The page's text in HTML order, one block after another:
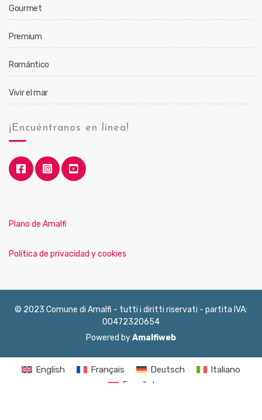
Gourmet
Premium
Romántico
Vivir el mar
¡Encuéntranos en línea!
Plano de Amalfi
Política de privacidad y cookies
© 2023 Comune di Amalfi - tutti i diritti riservati - partita IVA:
00472320654
Powered byAmalfiweb
English Français Deutsch
Italiano
Español